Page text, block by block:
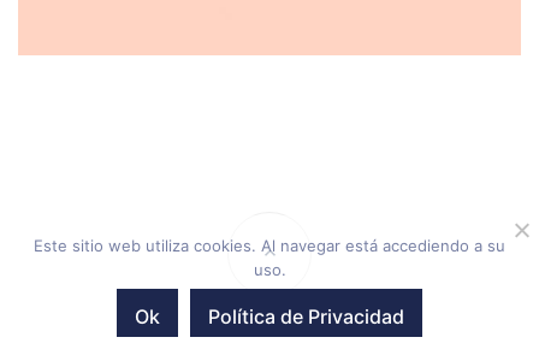
Este sitio web utiliza cookies. Al navegar está accediendo a su
uso.
Ok Política de Privacidad